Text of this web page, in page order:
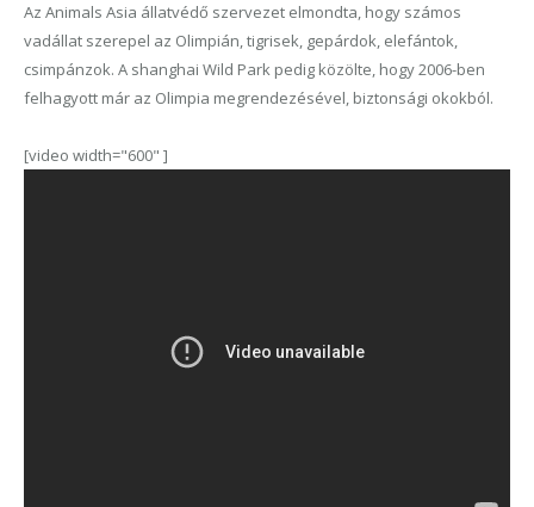
Az Animals Asia állatvédő szervezet elmondta, hogy számos
vadállat szerepel az Olimpián, tigrisek, gepárdok, elefántok,
csimpánzok. A shanghai Wild Park pedig közölte, hogy 2006-ben
felhagyott már az Olimpia megrendezésével, biztonsági okokból.
[video width="600" ]